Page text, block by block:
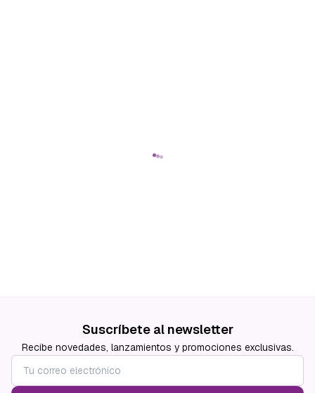
Suscríbete al newsletter
Recibe novedades, lanzamientos y promociones exclusivas.